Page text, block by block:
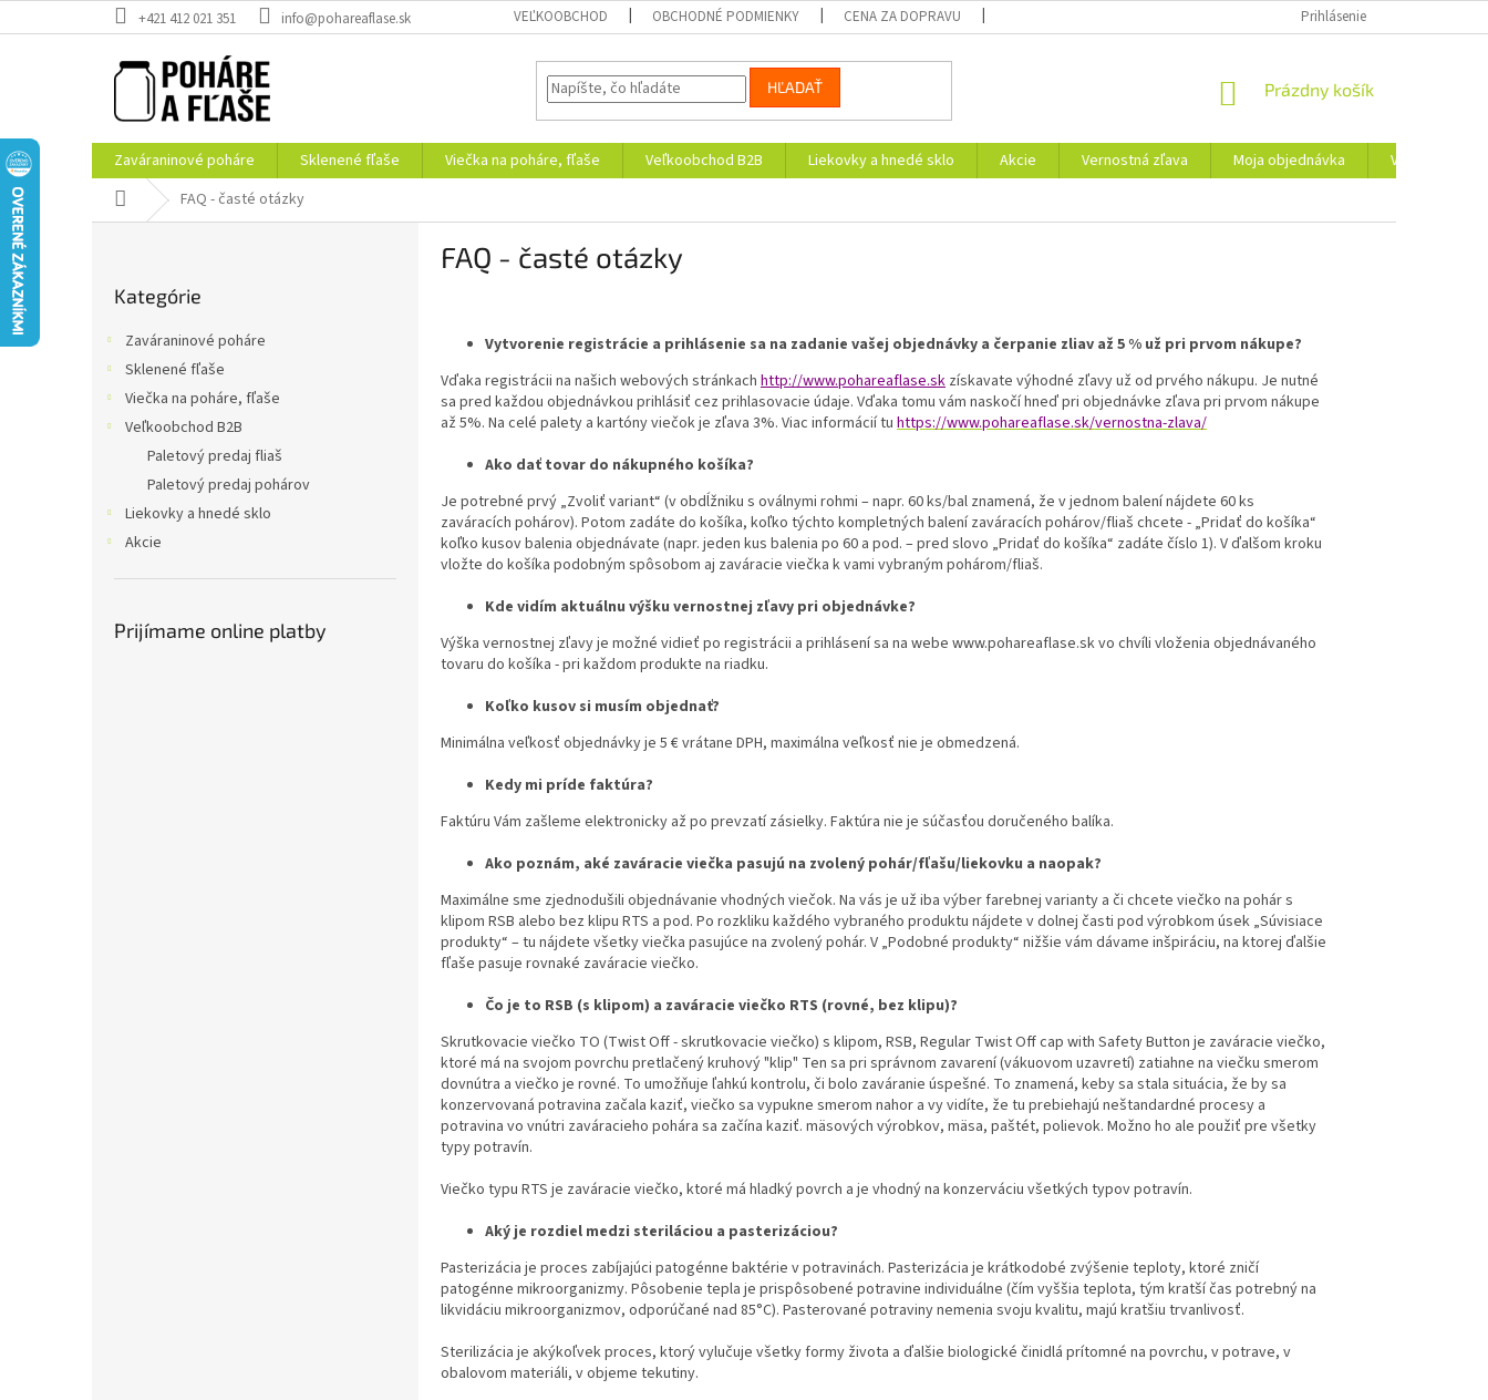
na
+421 412 021 351 info@pohareaflase.sk VEĽKOOBCHOD OBCHODNÉ PODMIENKY CENA ZA DOPRAVU FAQ - ČASTÉ OTÁZKY
Prihlásenie
HĽADAŤ
NÁKUPNÝ
Prázdny košík
Zaváraninové poháre Sklenené fľaše Viečka na poháre, fľaše Veľkoobchod B2B Liekovky a hnedé sklo Akcie Vernostná zľava Moja objednávka
Veľkoobchod
DomovFAQ - časté otázky
kategórie
Kategórie
Zaváraninové poháre
Sklenené fľaše
Viečka na poháre, fľaše
Veľkoobchod B2B
Paletový predaj fliaš
Paletový predaj pohárov
Liekovky a hnedé sklo
Akcie
Prijímame online platby
FAQ - časté otázky
Vytvorenie registrácie a prihlásenie sa na zadanie vašej objednávky a čerpanie zliav až 5 % už pri prvom nákupe?
Vďaka registrácii na našich webových stránkach http://www.pohareaflase.sk získavate výhodné zľavy už od prvého nákupu. Je nutné
sa pred každou objednávkou prihlásiť cez prihlasovacie údaje. Vďaka tomu vám naskočí hneď pri objednávke zľava pri prvom nákupe
až 5%. Na celé palety a kartóny viečok je zľava 3%. Viac informácií tu https://www.pohareaflase.sk/vernostna-zlava/
Ako dať tovar do nákupného košíka?
Je potrebné prvý „Zvoliť variant“ (v obdĺžniku s oválnymi rohmi – napr. 60 ks/bal znamená, že v jednom balení nájdete 60 ks
zaváracích pohárov). Potom zadáte do košíka, koľko týchto kompletných balení zaváracích pohárov/fliaš chcete - „Pridať do košíka“
koľko kusov balenia objednávate (napr. jeden kus balenia po 60 a pod. – pred slovo „Pridať do košíka“ zadáte číslo 1). V ďalšom kroku
vložte do košíka podobným spôsobom aj zaváracie viečka k vami vybraným pohárom/fliaš.
Kde vidím aktuálnu výšku vernostnej zľavy pri objednávke?
Výška vernostnej zľavy je možné vidieť po registrácii a prihlásení sa na webe www.pohareaflase.sk vo chvíli vloženia objednávaného
tovaru do košíka - pri každom produkte na riadku.
Koľko kusov si musím objednať?
Minimálna veľkosť objednávky je 5 € vrátane DPH, maximálna veľkosť nie je obmedzená.
Kedy mi príde faktúra?
Faktúru Vám zašleme elektronicky až po prevzatí zásielky. Faktúra nie je súčasťou doručeného balíka.
Ako poznám, aké zaváracie viečka pasujú na zvolený pohár/fľašu/liekovku a naopak?
Maximálne sme zjednodušili objednávanie vhodných viečok. Na vás je už iba výber farebnej varianty a či chcete viečko na pohár s
klipom RSB alebo bez klipu RTS a pod. Po rozkliku každého vybraného produktu nájdete v dolnej časti pod výrobkom úsek „Súvisiace
produkty“ – tu nájdete všetky viečka pasujúce na zvolený pohár. V „Podobné produkty“ nižšie vám dávame inšpiráciu, na ktorej ďalšie
fľaše pasuje rovnaké zaváracie viečko.
Čo je to RSB (s klipom) a zaváracie viečko RTS (rovné, bez klipu)?
Skrutkovacie viečko TO (Twist Off - skrutkovacie viečko) s klipom, RSB, Regular Twist Off cap with Safety Button je zaváracie viečko,
ktoré má na svojom povrchu pretlačený kruhový "klip" Ten sa pri správnom zavarení (vákuovom uzavretí) zatiahne na viečku smerom
dovnútra a viečko je rovné. To umožňuje ľahkú kontrolu, či bolo zaváranie úspešné. To znamená, keby sa stala situácia, že by sa
konzervovaná potravina začala kaziť, viečko sa vypukne smerom nahor a vy vidíte, že tu prebiehajú neštandardné procesy a
potravina vo vnútri zaváracieho pohára sa začína kaziť. mäsových výrobkov, mäsa, paštét, polievok. Možno ho ale použiť pre všetky
typy potravín.
Viečko typu RTS je zaváracie viečko, ktoré má hladký povrch a je vhodný na konzerváciu všetkých typov potravín.
Aký je rozdiel medzi steriláciou a pasterizáciou?
Pasterizácia je proces zabíjajúci patogénne baktérie v potravinách. Pasterizácia je krátkodobé zvýšenie teploty, ktoré zničí
patogénne mikroorganizmy. Pôsobenie tepla je prispôsobené potravine individuálne (čím vyššia teplota, tým kratší čas potrebný na
likvidáciu mikroorganizmov, odporúčané nad 85°C). Pasterované potraviny nemenia svoju kvalitu, majú kratšiu trvanlivosť.
Sterilizácia je akýkoľvek proces, ktorý vylučuje všetky formy života a ďalšie biologické činidlá prítomné na povrchu, v potrave, v
obalovom materiáli, v objeme tekutiny.